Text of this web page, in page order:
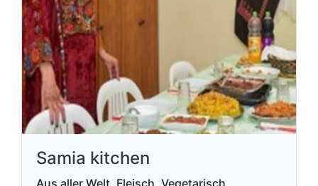
Samia kitchen
Aus aller Welt, Fleisch, Vegetarisch